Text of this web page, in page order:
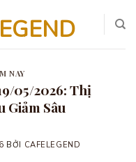
NAY
05/2026: Thị
Sâu
BỞI CAFELEGEND